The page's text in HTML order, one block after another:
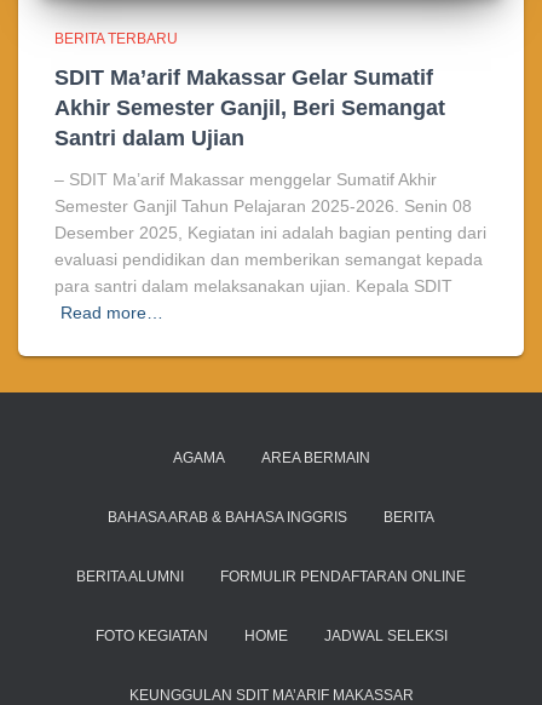
BERITA TERBARU
SDIT Ma’arif Makassar Gelar Sumatif
Akhir Semester Ganjil, Beri Semangat
Santri dalam Ujian
– SDIT Ma’arif Makassar menggelar Sumatif Akhir
Semester Ganjil Tahun Pelajaran 2025-2026. Senin 08
Desember 2025, Kegiatan ini adalah bagian penting dari
evaluasi pendidikan dan memberikan semangat kepada
para santri dalam melaksanakan ujian. Kepala SDIT
Read more…
AGAMA AREA BERMAIN
BAHASA ARAB & BAHASA INGGRIS BERITA
BERITA ALUMNI FORMULIR PENDAFTARAN ONLINE
FOTO KEGIATAN HOME JADWAL SELEKSI
KEUNGGULAN SDIT MA’ARIF MAKASSAR